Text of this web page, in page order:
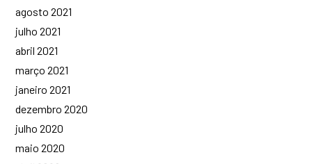
agosto 2021
julho 2021
abril 2021
março 2021
janeiro 2021
dezembro 2020
julho 2020
maio 2020